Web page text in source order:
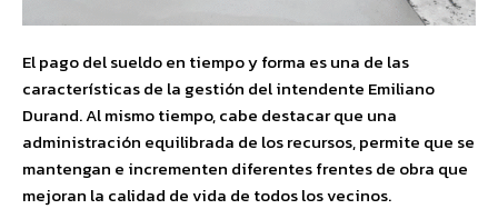
El pago del sueldo en tiempo y forma es una de las
características de la gestión del intendente Emiliano
Durand. Al mismo tiempo, cabe destacar que una
administración equilibrada de los recursos, permite que se
mantengan e incrementen diferentes frentes de obra que
mejoran la calidad de vida de todos los vecinos.